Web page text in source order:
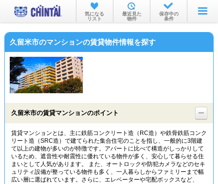
お部屋を探す
沿線・駅から
物件特集から
TOP
気になる
リスト
最近見た
物件
保存中の
条件
久留米市のマンションの賃貸物件情報を探す
久留米市の賃貸マンションのポイント
賃貸マンションとは、主に鉄筋コンクリート造（RC造）や鉄骨鉄筋コンク
リート造（SRC造）で建てられた集合住宅のことを指し、一般的に3階建
て以上の建物が多いのが特徴です。アパートに比べて構造がしっかりして
いるため、遮音性や耐震性に優れている物件が多く、安心して暮らせる住
まいとして人気があります。 また、オートロックや防犯カメラなどのセキ
ュリティ設備が整っている物件も多く、一人暮らしからファミリーまで幅
広い層に選ばれています。さらに、エレベーターや宅配ボックスなど、